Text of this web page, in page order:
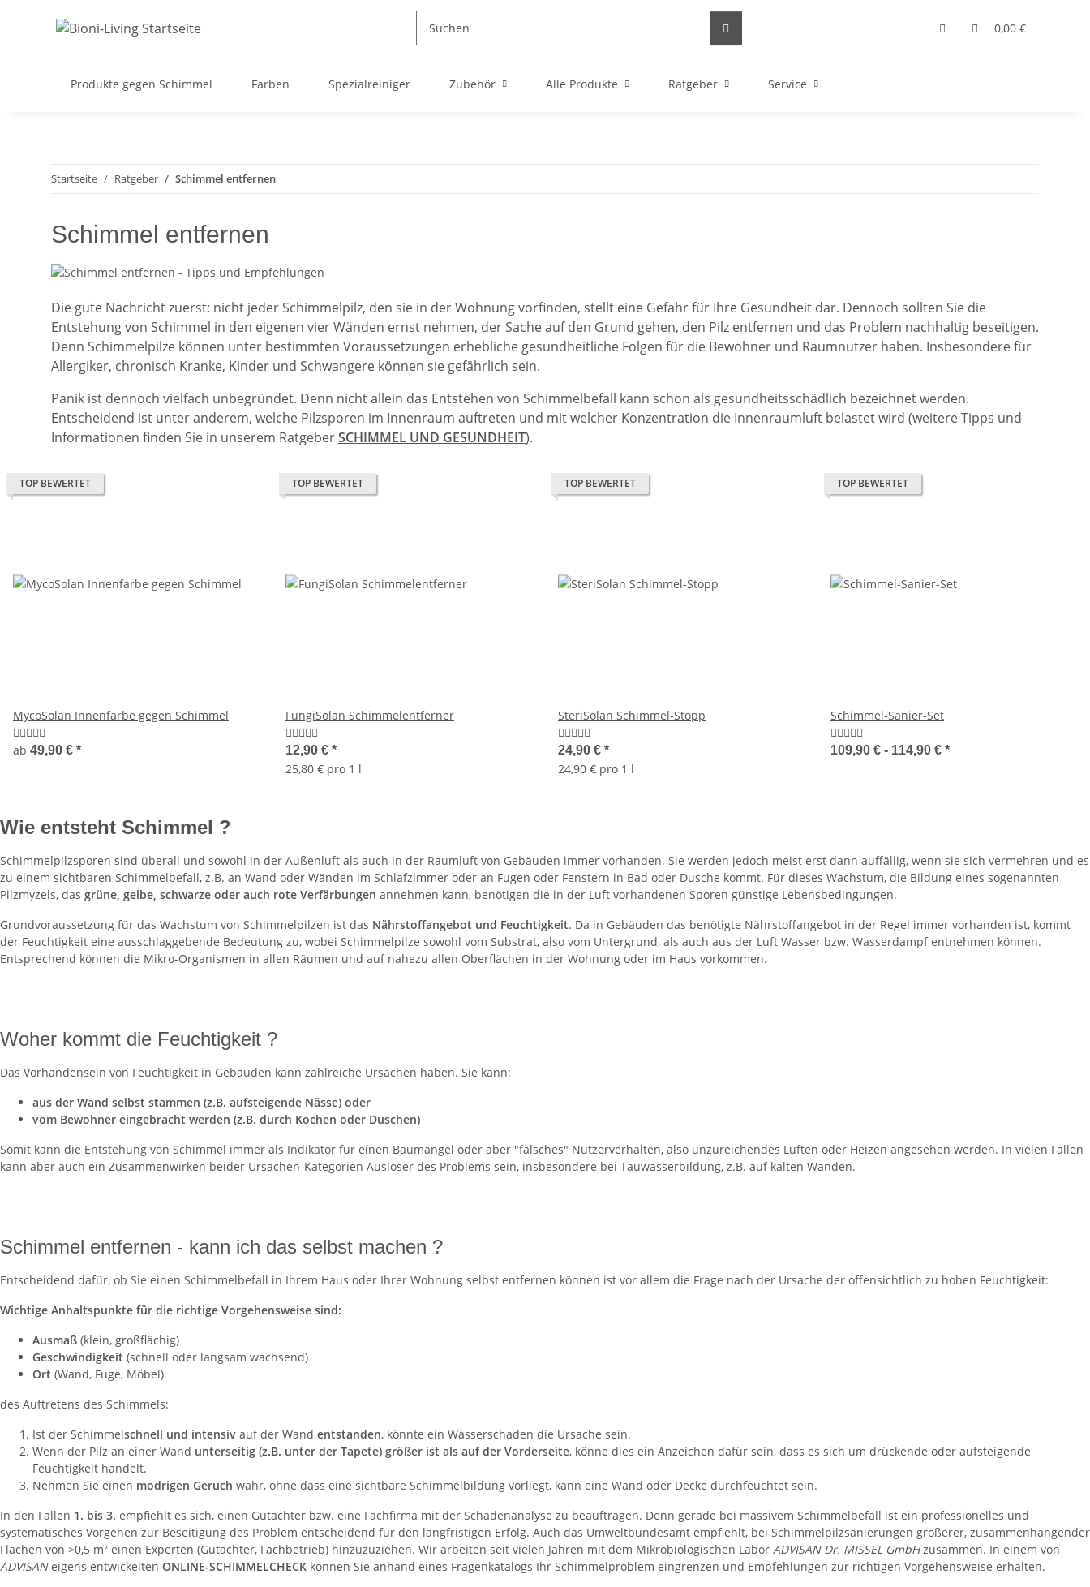
0,00 €
Produkte gegen Schimmel Farben Spezialreiniger Zubehör Alle Produkte Ratgeber Service
Startseite Ratgeber Schimmel entfernen
Schimmel entfernen
Die gute Nachricht zuerst: nicht jeder Schimmelpilz, den sie in der Wohnung vorfinden, stellt eine Gefahr für Ihre Gesundheit dar. Dennoch sollten Sie die
Entstehung von Schimmel in den eigenen vier Wänden ernst nehmen, der Sache auf den Grund gehen, den Pilz entfernen und das Problem nachhaltig beseitigen.
Denn Schimmelpilze können unter bestimmten Voraussetzungen erhebliche gesundheitliche Folgen für die Bewohner und Raumnutzer haben. Insbesondere für
Allergiker, chronisch Kranke, Kinder und Schwangere können sie gefährlich sein.
Panik ist dennoch vielfach unbegründet. Denn nicht allein das Entstehen von Schimmelbefall kann schon als gesundheitsschädlich bezeichnet werden.
Entscheidend ist unter anderem, welche Pilzsporen im Innenraum auftreten und mit welcher Konzentration die Innenraumluft belastet wird (weitere Tipps und
Informationen finden Sie in unserem RatgeberSCHIMMEL UND GESUNDHEIT).
TOP BEWERTET
MycoSolan Innenfarbe gegen Schimmel
ab 49,90 € *
TOP BEWERTET
FungiSolan Schimmelentferner
12,90 € *
25,80 € pro 1 l
TOP BEWERTET
SteriSolan Schimmel-Stopp
24,90 € *
24,90 € pro 1 l
TOP BEWERTET
Schimmel-Sanier-Set
109,90 € - 114,90 € *
Wie entsteht Schimmel ?
Schimmelpilzsporen sind überall und sowohl in der Außenluft als auch in der Raumluft von Gebäuden immer vorhanden. Sie werden jedoch meist erst dann auffällig, wenn sie sich vermehren und es
zu einem sichtbaren Schimmelbefall, z.B. an Wand oder Wänden im Schlafzimmer oder an Fugen oder Fenstern in Bad oder Dusche kommt. Für dieses Wachstum, die Bildung eines sogenannten
Pilzmyzels, das grüne, gelbe, schwarze oder auch rote Verfärbungen annehmen kann, benötigen die in der Luft vorhandenen Sporen günstige Lebensbedingungen.
Grundvoraussetzung für das Wachstum von Schimmelpilzen ist das Nährstoffangebot und Feuchtigkeit. Da in Gebäuden das benötigte Nährstoffangebot in der Regel immer vorhanden ist, kommt
der Feuchtigkeit eine ausschlaggebende Bedeutung zu, wobei Schimmelpilze sowohl vom Substrat, also vom Untergrund, als auch aus der Luft Wasser bzw. Wasserdampf entnehmen können.
Entsprechend können die Mikro-Organismen in allen Räumen und auf nahezu allen Oberflächen in der Wohnung oder im Haus vorkommen.
Woher kommt die Feuchtigkeit ?
Das Vorhandensein von Feuchtigkeit in Gebäuden kann zahlreiche Ursachen haben. Sie kann:
aus der Wand selbst stammen (z.B. aufsteigende Nässe) oder
vom Bewohner eingebracht werden (z.B. durch Kochen oder Duschen)
Somit kann die Entstehung von Schimmel immer als Indikator für einen Baumangel oder aber "falsches" Nutzerverhalten, also unzureichendes Lüften oder Heizen angesehen werden. In vielen Fällen
kann aber auch ein Zusammenwirken beider Ursachen-Kategorien Auslöser des Problems sein, insbesondere bei Tauwasserbildung, z.B. auf kalten Wänden.
Schimmel entfernen - kann ich das selbst machen ?
Entscheidend dafür, ob Sie einen Schimmelbefall in Ihrem Haus oder Ihrer Wohnung selbst entfernen können ist vor allem die Frage nach der Ursache der offensichtlich zu hohen Feuchtigkeit:
Wichtige Anhaltspunkte für die richtige Vorgehensweise sind:
Ausmaß (klein, großflächig)
Geschwindigkeit (schnell oder langsam wachsend)
Ort (Wand, Fuge, Möbel)
des Auftretens des Schimmels:
Ist der Schimmelschnell und intensiv auf der Wand entstanden, könnte ein Wasserschaden die Ursache sein.
Wenn der Pilz an einer Wand unterseitig (z.B. unter der Tapete) größer ist als auf der Vorderseite, könne dies ein Anzeichen dafür sein, dass es sich um drückende oder aufsteigende
Feuchtigkeit handelt.
Nehmen Sie einen modrigen Geruch wahr, ohne dass eine sichtbare Schimmelbildung vorliegt, kann eine Wand oder Decke durchfeuchtet sein.
In den Fällen 1. bis 3. empfiehlt es sich, einen Gutachter bzw. eine Fachfirma mit der Schadenanalyse zu beauftragen. Denn gerade bei massivem Schimmelbefall ist ein professionelles und
systematisches Vorgehen zur Beseitigung des Problem entscheidend für den langfristigen Erfolg. Auch das Umweltbundesamt empfiehlt, bei Schimmelpilzsanierungen größerer, zusammenhängender
Flächen von >0,5 m² einen Experten (Gutachter, Fachbetrieb) hinzuzuziehen. Wir arbeiten seit vielen Jahren mit dem Mikrobiologischen Labor ADVISAN Dr. MISSEL GmbHzusammen. In einem von
ADVISANeigens entwickelten ONLINE-SCHIMMELCHECK können Sie anhand eines Fragenkatalogs Ihr Schimmelproblem eingrenzen und Empfehlungen zur richtigen Vorgehensweise erhalten.